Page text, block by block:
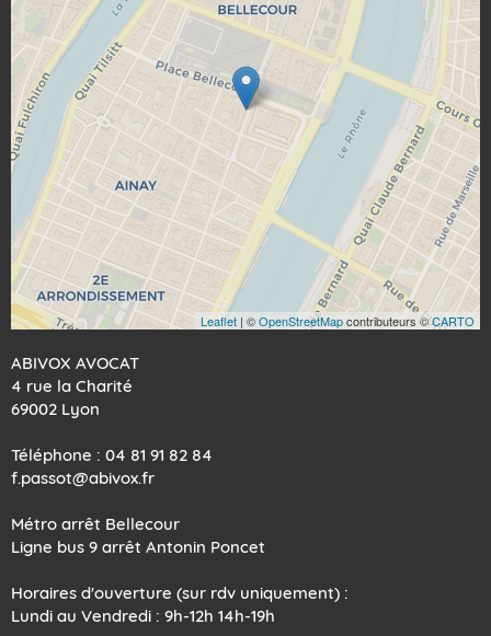
Leaflet | ©OpenStreetMapcontributeurs ©CARTO
ABIVOX AVOCAT
4 rue la Charité
69002 Lyon
Téléphone : 04 81 91 82 84
f.passot@abivox.fr
Métro arrêt Bellecour
Ligne bus 9 arrêt Antonin Poncet
Horaires d'ouverture (sur rdv uniquement) :
Lundi au Vendredi : 9h-12h 14h-19h